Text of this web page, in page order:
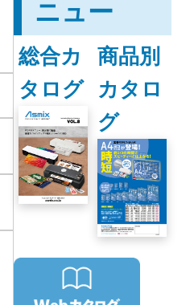
ニュー
総合カ
タログ
商品別
カタロ
グ